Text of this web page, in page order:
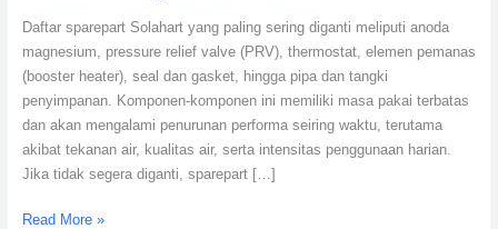
Daftar sparepart Solahart yang paling sering diganti meliputi anoda
magnesium, pressure relief valve (PRV), thermostat, elemen pemanas
(booster heater), seal dan gasket, hingga pipa dan tangki
penyimpanan. Komponen-komponen ini memiliki masa pakai terbatas
dan akan mengalami penurunan performa seiring waktu, terutama
akibat tekanan air, kualitas air, serta intensitas penggunaan harian.
Jika tidak segera diganti, sparepart […]
Sering
Diganti
Read More »